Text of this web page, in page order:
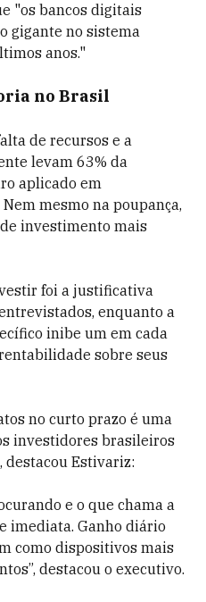
"os bancos digitais
gigante no sistema
anos."
no Brasil
de recursos e a
levam 63% da
aplicado em
mesmo na poupança,
investimento mais
foi a justificativa
enquanto a
inibe um em cada
sobre seus
no curto prazo é uma
investidores brasileiros
Estivariz:
e o que chama a
imediata. Ganho diário
como dispositivos mais
destacou o executivo.